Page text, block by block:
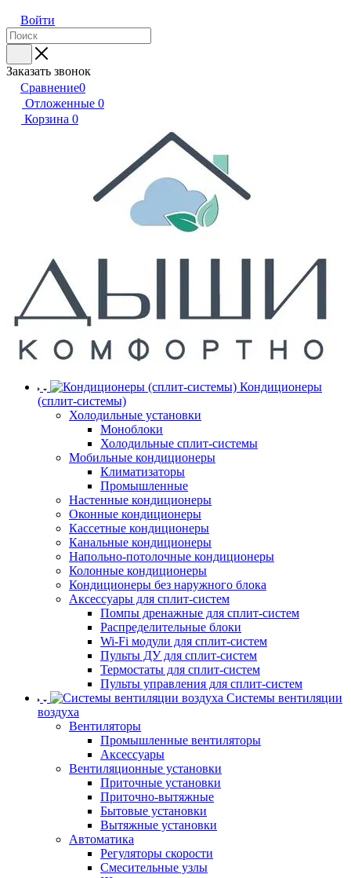
Войти
Заказать звонок
Сравнение0
Отложенные 0
Корзина 0
Кондиционеры
(сплит-системы)
Холодильные установки
Моноблоки
Холодильные сплит-системы
Мобильные кондиционеры
Климатизаторы
Промышленные
Настенные кондиционеры
Оконные кондиционеры
Кассетные кондиционеры
Канальные кондиционеры
Напольно-потолочные кондиционеры
Колонные кондиционеры
Кондиционеры без наружного блока
Аксессуары для сплит-систем
Помпы дренажные для сплит-систем
Распределительные блоки
Wi-Fi модули для сплит-систем
Пульты ДУ для сплит-систем
Термостаты для сплит-систем
Пульты управления для сплит-систем
Системы вентиляции
воздуха
Вентиляторы
Промышленные вентиляторы
Аксессуары
Вентиляционные установки
Приточные установки
Приточно-вытяжные
Бытовые установки
Вытяжные установки
Автоматика
Регуляторы скорости
Смесительные узлы